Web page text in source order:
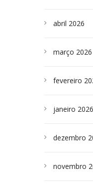
abril 2026
março 2026
fevereiro
janeiro 2026
dezembro
novembro